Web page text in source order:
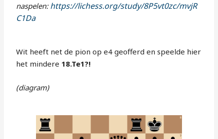
naspelen: https://lichess.org/study/8P5vt0zc/mvjR
C1Da
Wit heeft net de pion op e4 geofferd en speelde hier
het mindere 18.Te1?!
(diagram)